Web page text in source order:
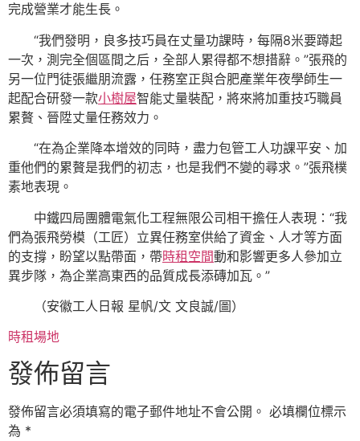
完成營業才能生長。
“我們發明，良多技巧員在丈量功課時，每隔8米要蹲起
一次，測完全個區間之后，全部人累得都不想措辭。”張飛的
另一位門徒張繼朋流露，任務室正與合肥產業年夜學師生一
起配合研發一款小樹屋智能丈量裝配，將來將加重技巧職員
累贅、晉陞丈量任務效力。
“在為企業降本增效的同時，盡力包管工人功課平安、加
重他們的累贅是我們的初志，也是我們不變的尋求。”張飛樸
素地表現。
中鐵四局團體電氣化工程無限公司相干擔任人表現：“我
們為張飛勞模（工匠）立異任務室供給了資金、人才等方面
的支撐，盼望以點帶面，帶時租空間動和影響更多人參加立
異步隊，為企業高東西的品質成長添磚加瓦。”
（安徽工人日報 星帆/文 文良誠/圖）
時租場地
發佈留言
發佈留言必須填寫的電子郵件地址不會公開。 必填欄位標示
為 *